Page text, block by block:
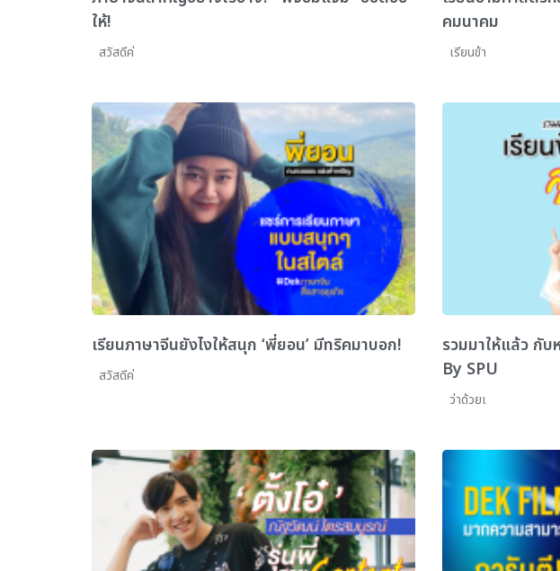
ให้!
สวัสดีค่
คมนาคม
เรียนข้า
เรียนภาษาจีนยังไงให้สนุก ‘พี่ยอน’ มีทริคมาบอก!
สวัสดีค่
รวมมาให้แล้ว กั
By SPU
ว่าด้วยเ